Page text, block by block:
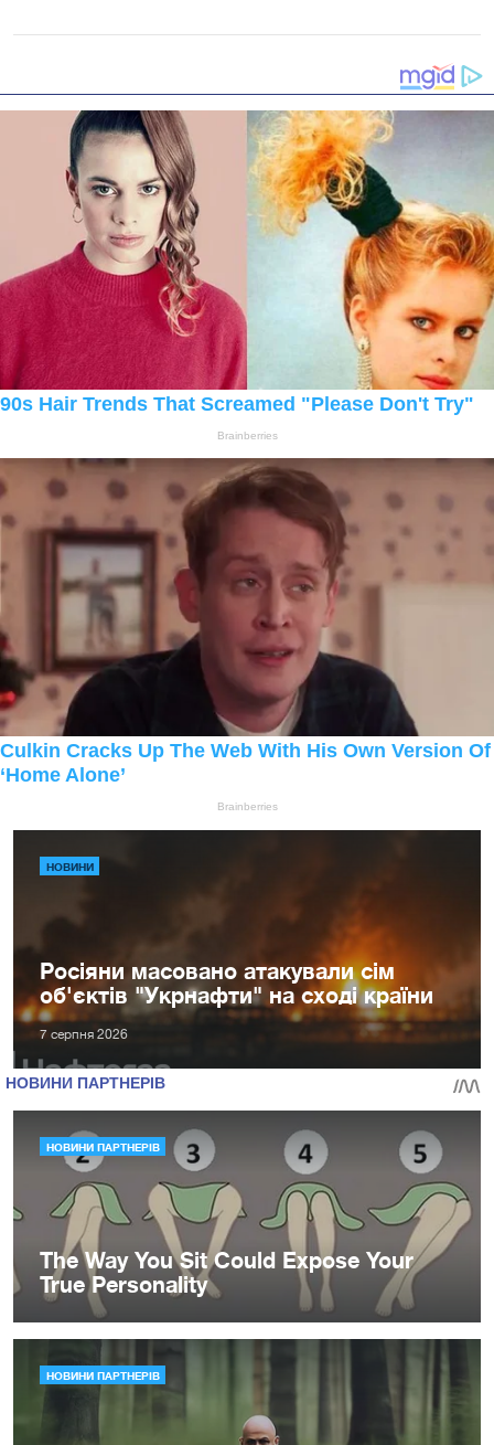
НОВИНИ
Росіяни масовано атакували сім
об'єктів "Укрнафти" на сході країни
7 серпня 2026